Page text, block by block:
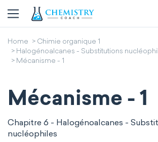
Home
Chimie organique 1
Halogénoalcanes - Substitutions
Mécanisme - 1
Mécanisme - 1
Chapitre 6 - Halogénoalcanes -
nucléophiles